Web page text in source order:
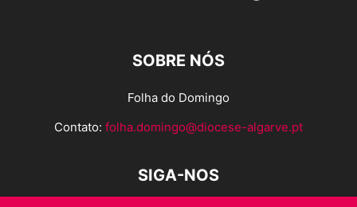
SOBRE NÓS
Folha do Domingo
Contato: folha.domingo@diocese-algarve.pt
SIGA-NOS